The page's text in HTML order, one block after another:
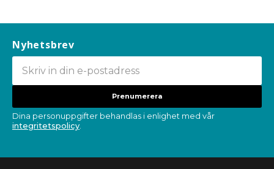
Nyhetsbrev
Prenumerera
Dina personuppgifter behandlas i enlighet med vår
integritetspolicy.